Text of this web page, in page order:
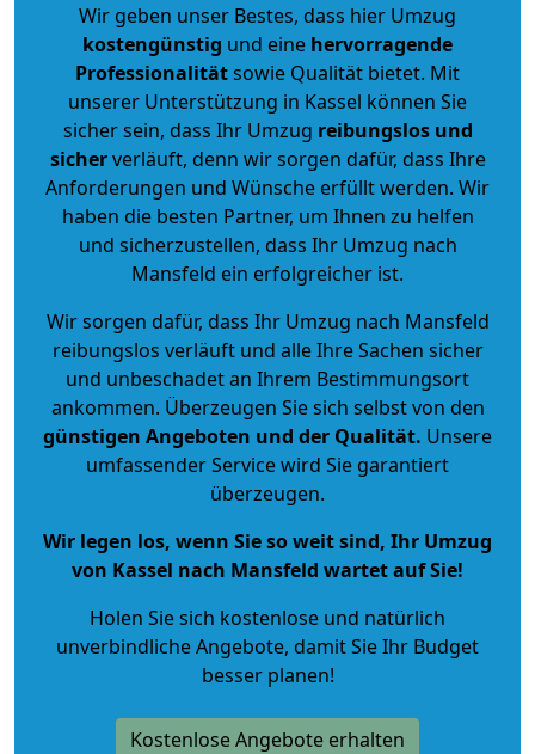
Wir geben unser Bestes, dass hier Umzug
kostengünstig und eine hervorragende
Professionalitätsowie Qualität bietet. Mit
unserer Unterstützung in Kassel können Sie
sicher sein, dass Ihr Umzug reibungslos und
sicherverläuft, denn wir sorgen dafür, dass Ihre
Anforderungen und Wünsche erfüllt werden. Wir
haben die besten Partner, um Ihnen zu helfen
und sicherzustellen, dass Ihr Umzug nach
Mansfeld ein erfolgreicher ist.
Wir sorgen dafür, dass Ihr Umzug nach Mansfeld
reibungslos verläuft und alle Ihre Sachen sicher
und unbeschadet an Ihrem Bestimmungsort
ankommen. Überzeugen Sie sich selbst von den
günstigen Angeboten und der Qualität. Unsere
umfassender Service wird Sie garantiert
überzeugen.
Wir legen los, wenn Sie so weit sind, Ihr Umzug
von Kassel nach Mansfeld wartet auf Sie!
Holen Sie sich kostenlose und natürlich
unverbindliche Angebote, damit Sie Ihr Budget
besser planen!
Kostenlose Angebote erhalten